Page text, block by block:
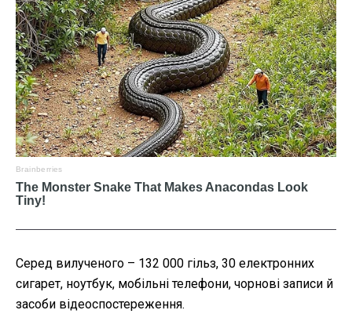
Серед вилученого – 132 000 гільз, 30 електронних
сигарет, ноутбук, мобільні телефони, чорнові записи й
засоби відеоспостереження.